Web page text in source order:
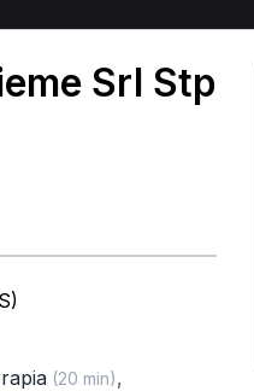
Srl Stp
(20 min),